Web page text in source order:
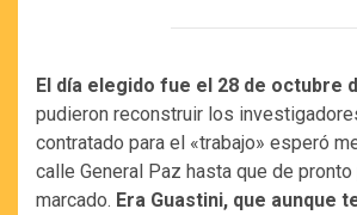
El día elegido fue el 28 de octubre
pudieron reconstruir los
contratado para el «trabajo» esperó
calle General Paz hasta que de
marcado. Era Guastini, que aunque